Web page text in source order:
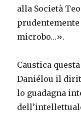
alla Società
microbo…».
Caustica
Daniélou il
lo guadagna